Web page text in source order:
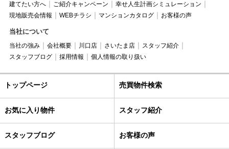
建てたい方へ
ご紹介キャンペーン
幸せ人生計画シミュレーション
現地販売会情報
WEBチラシ マンションカタログ お客様の声
当社について
当社の強み 会社概要 川口店 さいたま店
スタッフ紹介
スタッフブログ
採用情報 個人情報の取り扱い
トップページ 売買物件検索
お気に入り物件 スタッフ紹介
スタッフブログ お客様の声